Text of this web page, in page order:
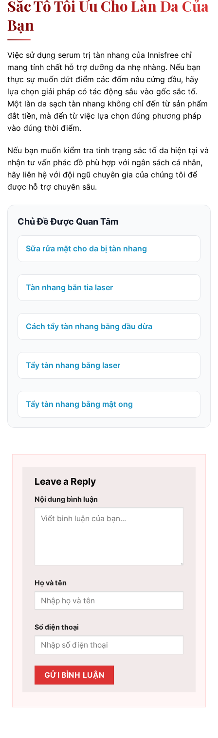
Sắc Tố Tối Ưu Cho Làn Da Của
Bạn
Việc sử dụng serum trị tàn nhang của Innisfree chỉ
mang tính chất hỗ trợ dưỡng da nhẹ nhàng. Nếu bạn
thực sự muốn dứt điểm các đốm nâu cứng đầu, hãy
lựa chọn giải pháp có tác động sâu vào gốc sắc tố.
Một làn da sạch tàn nhang không chỉ đến từ sản phẩm
đắt tiền, mà đến từ việc lựa chọn đúng phương pháp
vào đúng thời điểm.
Nếu bạn muốn kiểm tra tình trạng sắc tố da hiện tại và
nhận tư vấn phác đồ phù hợp với ngân sách cá nhân,
hãy liên hệ với đội ngũ chuyên gia của chúng tôi để
được hỗ trợ chuyên sâu.
Chủ Đề Được Quan Tâm
Sữa rửa mặt cho da bị tàn nhang
Tàn nhang bắn tia laser
Cách tẩy tàn nhang bằng dầu dừa
Tẩy tàn nhang bằng laser
Tẩy tàn nhang bằng mật ong
Leave a Reply
Nội dung bình luận
Họ và tên
Số điện thoại